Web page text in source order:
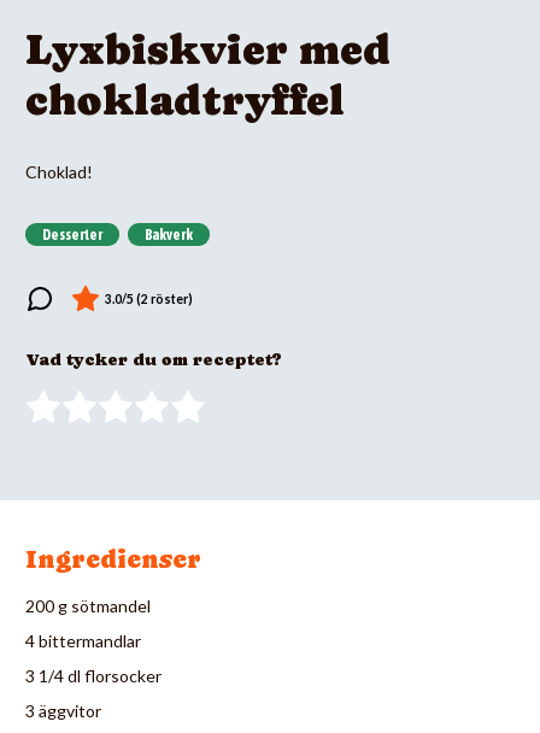
Lyxbiskvier med
chokladtryffel
Choklad!
Desserter Bakverk
Vad tycker du om receptet?
Ingredienser
200 g sötmandel
4 bittermandlar
3 1/4 dl florsocker
3 äggvitor